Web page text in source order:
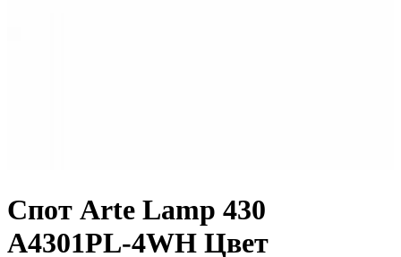
Спот Arte Lamp 430
A4301PL-4WH Цвет